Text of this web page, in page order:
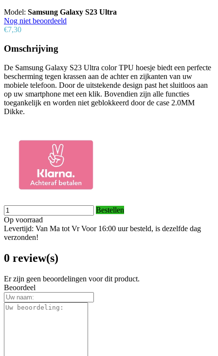
Model: Samsung Galaxy S23 Ultra
Nog niet beoordeeld
€7,30
Omschrijving
De Samsung Galaxy S23 Ultra color TPU hoesje biedt een perfecte
bescherming tegen krassen aan de achter en zijkanten van uw
mobiele telefoon. Door de uitstekende design past het sluitloos aan
op uw smartphone met een klik. Bovendien zijn alle functies
toegankelijk en worden niet geblokkeerd door de case 2.0MM
Dikke.
Bestellen
Op voorraad
Levertijd: Van Ma tot Vr Voor 16:00 uur besteld, is dezelfde dag
verzonden!
0 review(s)
Er zijn geen beoordelingen voor dit product.
Beoordeel